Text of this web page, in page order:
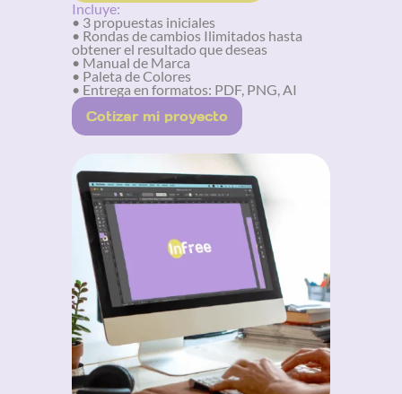
Incluye:
• 3 propuestas iniciales
• Rondas de cambios Ilimitados hasta
obtener el resultado que deseas
• Manual de Marca
• Paleta de Colores
• Entrega en formatos: PDF, PNG, AI
Cotizar mi proyecto